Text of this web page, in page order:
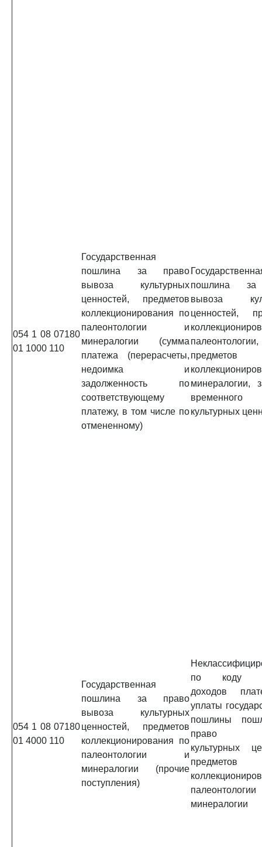
054 1 08 07180
01 1000 110
Государственная
пошлина за право
вывоза культурных
ценностей, предметов
коллекционирования по
палеонтологии и
минералогии (сумма
платежа (перерасчеты,
недоимка и
задолженность по
соответствующему
платежу, в том числе по
отмененному)
пошлина
вывоза
ценностей,
палеонтологии,
предметов
минералогии,
временного
культурных
054 1 08 07180
01 4000 110
Государственная
пошлина за право
вывоза культурных
ценностей, предметов
коллекционирования по
палеонтологии и
минералогии (прочие
поступления)
по коду
доходов
уплаты
пошлины
право
культурных
предметов
минералогии